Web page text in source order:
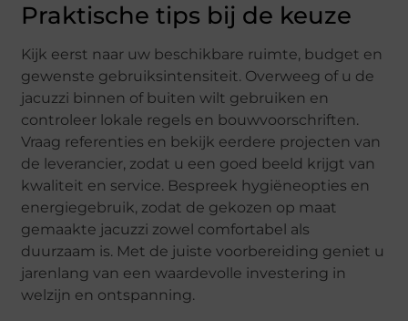
Praktische tips bij de keuze
Kijk eerst naar uw beschikbare ruimte, budget en
gewenste gebruiksintensiteit. Overweeg of u de
jacuzzi binnen of buiten wilt gebruiken en
controleer lokale regels en bouwvoorschriften.
Vraag referenties en bekijk eerdere projecten van
de leverancier, zodat u een goed beeld krijgt van
kwaliteit en service. Bespreek hygiëneopties en
energiegebruik, zodat de gekozen op maat
gemaakte jacuzzi zowel comfortabel als
duurzaam is. Met de juiste voorbereiding geniet u
jarenlang van een waardevolle investering in
welzijn en ontspanning.